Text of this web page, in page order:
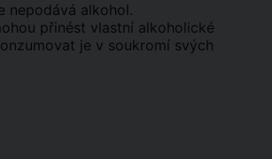
nepodává alkohol.
přinést vlastní alkoholické
je v soukromí svých